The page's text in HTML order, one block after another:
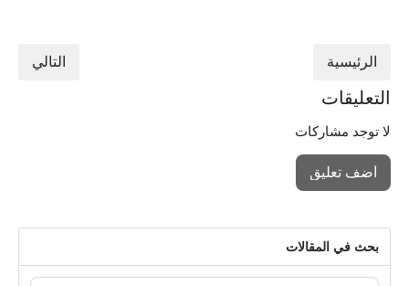
الرئيسية التالي
التعليقات
لا توجد مشاركات
أضف تعليق
بحث في المقالات